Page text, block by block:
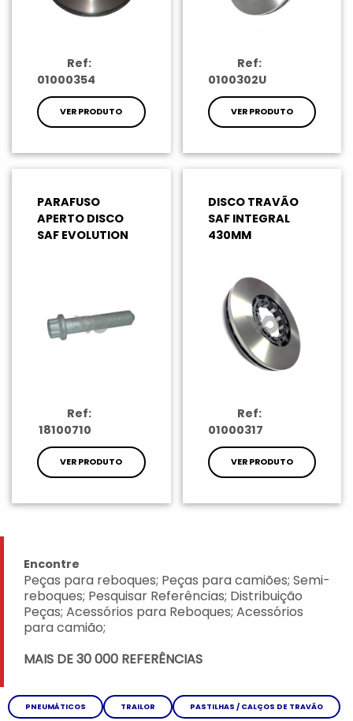
Ref:
01000354
VER PRODUTO
Ref:
0100302U
VER PRODUTO
PARAFUSO
APERTO DISCO
SAF EVOLUTION
Ref:
18100710
VER PRODUTO
DISCO TRAVÃO
SAF INTEGRAL
430MM
Ref:
01000317
VER PRODUTO
Encontre
Peças para reboques; Peças para camiões; Semi-
reboques; Pesquisar Referências; Distribuição
Peças; Acessórios para Reboques; Acessórios
para camião;
MAIS DE 30 000 REFERÊNCIAS
PNEUMÁTICOS TRAILOR PASTILHAS / CALÇOS DE TRAVÃO